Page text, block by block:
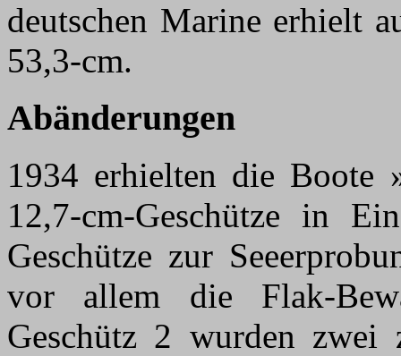
deutschen Marine erhielt
53,3-cm.
Abänderungen
1934 erhielten die Boote
12,7-cm-Geschütze in
Geschütze zur
vor allem die Flak-
Geschütz 2 wurden zwei